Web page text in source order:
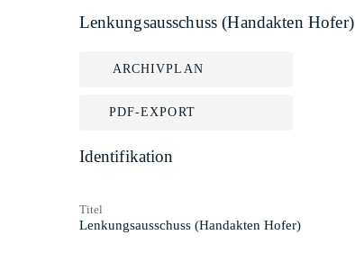
Lenkungsausschuss (Handakten Hofer)
ARCHIVPLAN
PDF-EXPORT
Identifikation
Titel
Lenkungsausschuss (Handakten Hofer)